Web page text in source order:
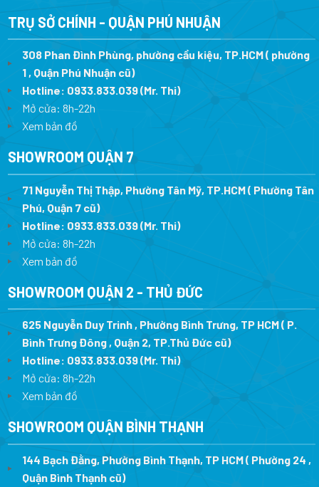
TRỤ SỞ CHÍNH - QUẬN PHÚ NHUẬN
308 Phan Đình Phùng, phường cầu kiệu, TP.HCM ( phường
1 , Quận Phú Nhuận cũ)
Hotline: 0933.833.039(Mr. Thi)
Mở cửa: 8h-22h
Xem bản đồ
SHOWROOM QUẬN 7
71 Nguyễn Thị Thập, Phường Tân Mỹ, TP.HCM ( Phường Tân
Phú, Quận 7 cũ)
Hotline: 0933.833.039(Mr. Thi)
Mở cửa: 8h-22h
Xem bản đồ
SHOWROOM QUẬN 2 - THỦ ĐỨC
625 Nguyễn Duy Trinh , Phường Bình Trưng, TP HCM ( P.
Bình Trưng Đông , Quận 2, TP.Thủ Đức cũ)
Hotline: 0933.833.039(Mr. Thi)
Mở cửa: 8h-22h
Xem bản đồ
SHOWROOM QUẬN BÌNH THẠNH
144 Bạch Đằng, Phường Bình Thạnh, TP HCM ( Phường 24 ,
Quận Bình Thạnh cũ)